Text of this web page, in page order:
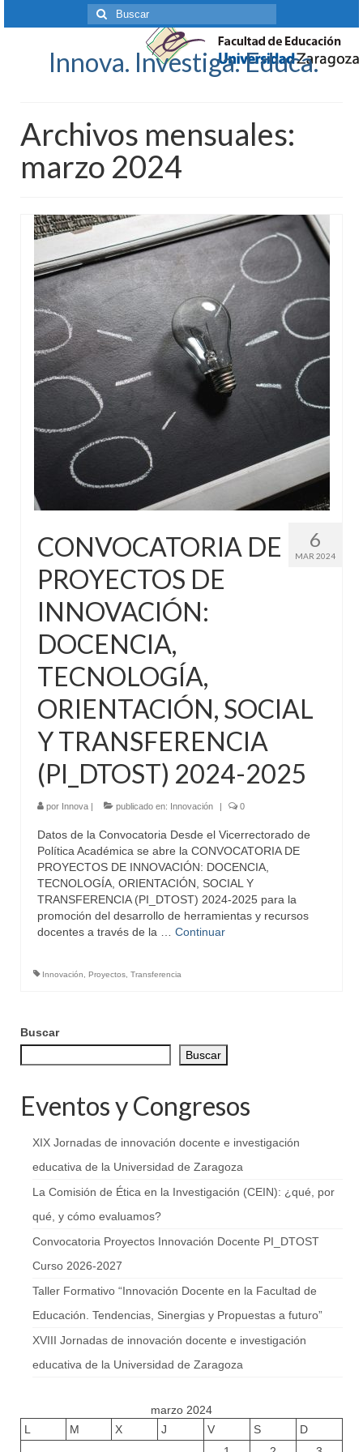
Buscar
por:
Innova. Investiga. Educa.
Archivos mensuales:
marzo 2024
6
MAR 2024
CONVOCATORIA DE
PROYECTOS DE
INNOVACIÓN:
DOCENCIA,
TECNOLOGÍA,
ORIENTACIÓN, SOCIAL
Y TRANSFERENCIA
(PI_DTOST) 2024-2025
por Innova | publicado en: Innovación | 0
Datos de la Convocatoria Desde el Vicerrectorado de
Política Académica se abre la CONVOCATORIA DE
PROYECTOS DE INNOVACIÓN: DOCENCIA,
TECNOLOGÍA, ORIENTACIÓN, SOCIAL Y
TRANSFERENCIA (PI_DTOST) 2024-2025 para la
promoción del desarrollo de herramientas y recursos
docentes a través de la … Continuar
Innovación Proyectos Transferencia
Buscar
Buscar
Eventos y Congresos
XIX Jornadas de innovación docente e investigación
educativa de la Universidad de Zaragoza
La Comisión de Ética en la Investigación (CEIN): ¿qué, por
qué, y cómo evaluamos?
Convocatoria Proyectos Innovación Docente PI_DTOST
Curso 2026-2027
Taller Formativo “Innovación Docente en la Facultad de
Educación. Tendencias, Sinergias y Propuestas a futuro”
XVIII Jornadas de innovación docente e investigación
educativa de la Universidad de Zaragoza
marzo 2024
L
M X J V S
D